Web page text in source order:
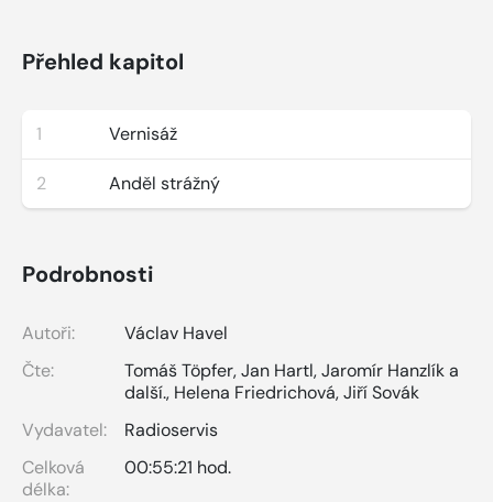
Přehled kapitol
1 Vernisáž
2 Anděl strážný
Podrobnosti
Autoři:
Václav Havel
Čte:
Tomáš Töpfer,Jan Hartl,Jaromír Hanzlík a
další., Helena Friedrichová,Jiří Sovák
Vydavatel:
Radioservis
Celková
délka:
00:55:21 hod.